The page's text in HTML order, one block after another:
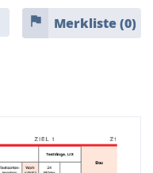
flag Merkliste (0)